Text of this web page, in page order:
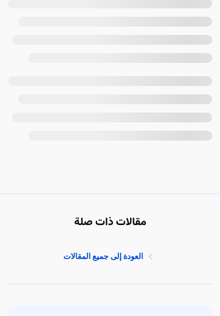
مقالات ذات صلة
العودة إلى جميع المقالات